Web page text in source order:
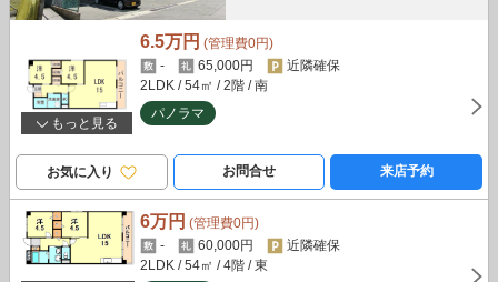
もっと見る
6.5万円 (管理費0円)
-
65,000円
近隣確保
2LDK / 54㎡ / 2階 / 南
パノラマ
お気に入り お問合せ 来店予約
6万円 (管理費0円)
-
60,000円
近隣確保
2LDK / 54㎡ / 4階 / 東